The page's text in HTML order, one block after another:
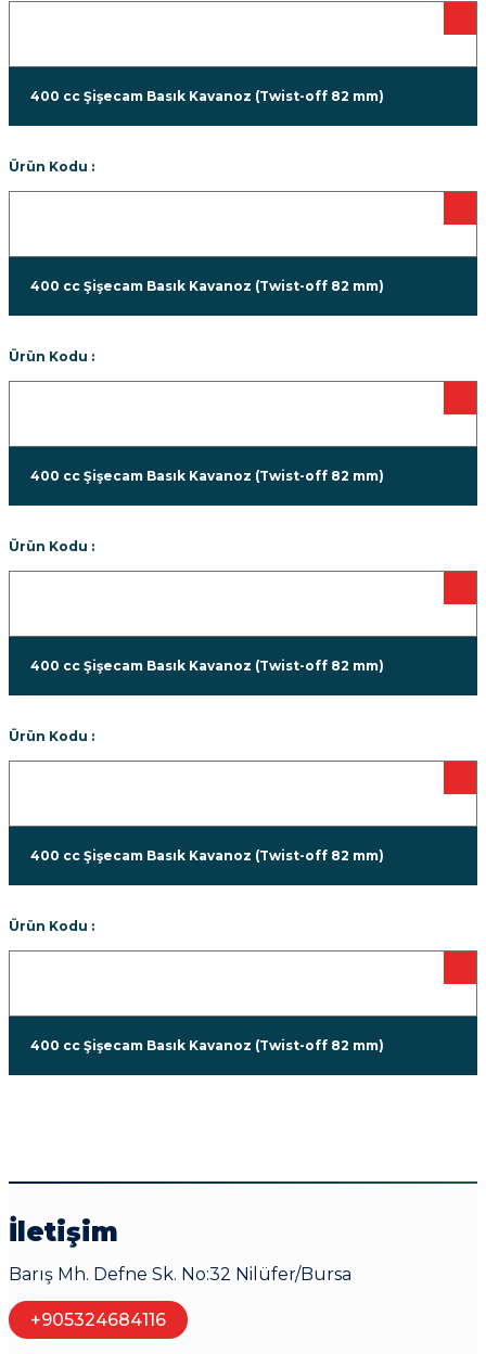
400 cc Şişecam Basık Kavanoz (Twist-off 82 mm)
Ürün Kodu :
400 cc Şişecam Basık Kavanoz (Twist-off 82 mm)
Ürün Kodu :
400 cc Şişecam Basık Kavanoz (Twist-off 82 mm)
Ürün Kodu :
400 cc Şişecam Basık Kavanoz (Twist-off 82 mm)
Ürün Kodu :
400 cc Şişecam Basık Kavanoz (Twist-off 82 mm)
Ürün Kodu :
400 cc Şişecam Basık Kavanoz (Twist-off 82 mm)
İletişim
Barış Mh. Defne Sk. No:32 Nilüfer/Bursa
+905324684116